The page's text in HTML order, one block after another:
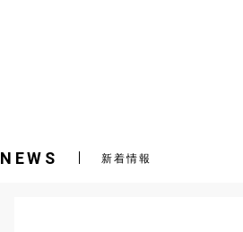
NEWS 新着情報